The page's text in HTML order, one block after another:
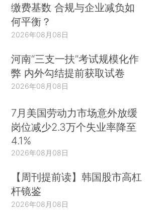
缴费基数 合规与企业减负如
何平衡？
2026年08月08日
河南“三支一扶”考试规模化作
弊 内外勾结提前获取试卷
2026年08月08日
7月美国劳动力市场意外放缓
岗位减少2.3万个失业率降至
4.1%
2026年08月08日
【周刊提前读】韩国股市高杠
杆镜鉴
2026年08月08日